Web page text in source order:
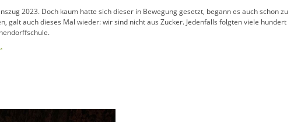
2023. Doch kaum hatte sich dieser in Bewegung gesetzt, begann es auch schon zu
galt auch dieses Mal wieder: wir sind nicht aus Zucker. Jedenfalls folgten viele hundert